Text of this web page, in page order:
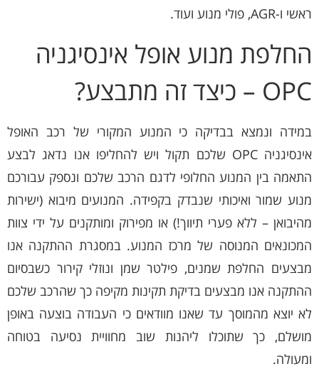
ראשי ו-AGR, פולי מנוע ועוד.
החלפת מנוע אופל אינסיגניה
OPC – כיצד זה מתבצע?
במידה ונמצא בבדיקה כי המנוע המקורי של רכב האופל
אינסיגניה OPC שלכם תקול ויש להחליפו אנו נדאג לבצע
התאמה בין המנוע החלופי לדגם הרכב שלכם ונספק עבורכם
מנוע שמור ואיכותי שנבדק בקפידה. המנועים מיבוא (ישירות
מהיבואן – ללא פערי תיווך!) או מפירוק ומותקנים על ידי צוות
המכונאים המנוסה של מרכז המנוע. במסגרת ההתקנה אנו
מבצעים החלפת שמנים, פילטר שמן ונוזלי קירור כשבסיום
ההתקנה אנו מבצעים בדיקת תקינות מקיפה כך שהרכב שלכם
לא יוצא מהמוסך עד שאנו מוודאים כי העבודה בוצעה באופן
מושלם, כך שתוכלו ליהנות שוב מחוויית נסיעה בטוחה
ומעולה.